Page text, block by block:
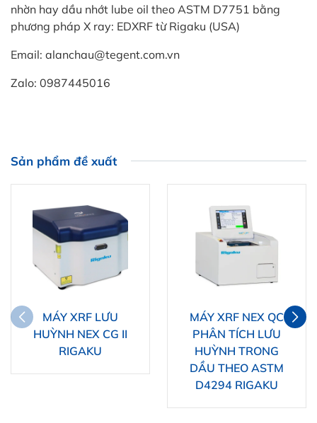
nhờn hay dầu nhớt lube oil theo ASTM D7751 bằng
phương pháp X ray: EDXRF từ Rigaku (USA)
Email: alanchau@tegent.com.vn
Zalo: 0987445016
Sản phẩm đề xuất
MÁY XRF LƯU
HUỲNH NEX CG II
RIGAKU
MÁY XRF NEX QC
PHÂN TÍCH LƯU
HUỲNH TRONG
DẦU THEO ASTM
D4294 RIGAKU